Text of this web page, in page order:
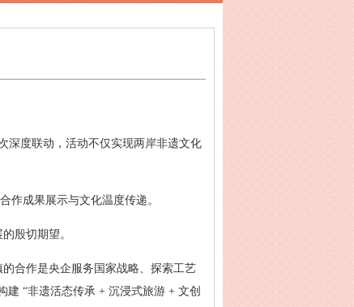
深度联动，活动不仅实现两岸非遗文化
作成果展示与文化温度传递。
殷切期望。
合作是央企服务国家战略、探索工艺
“非遗活态传承 + 沉浸式旅游 + 文创